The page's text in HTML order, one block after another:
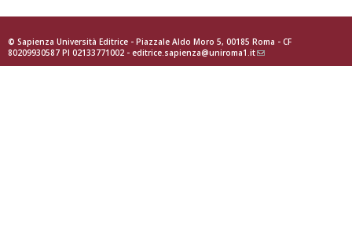
© Sapienza Università Editrice - Piazzale Aldo Moro 5, 00185 Roma - CF
80209930587 PI 02133771002 - editrice.sapienza@uniroma1.it(link
sends